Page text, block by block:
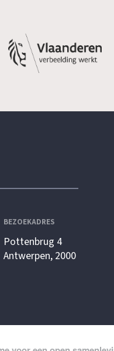
BEZOEKADRES
Pottenbrug 4
Antwerpen, 2000